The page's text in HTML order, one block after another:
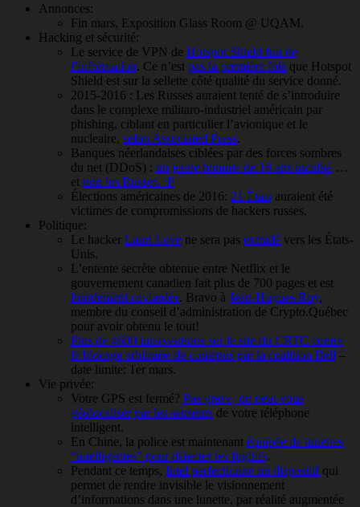
Annonces:
Fin mars, Exposition Glass Room @ UQAM.
Hacking et sécurité:
Le service de VPN de Hotspot Shield fuit de
l’information. Ce n’est pas la première fois que Hotspot
Shield est sur la sellette côté qualité du service donné.
2015-2016 : Les Russes auraient tenté de s’introduire
dans le complexe militaro-industriel américain par
phishing, ciblant en particulier l’avionique et le
nucleaire, selon Associated Press.
Banques néerlandaises ciblées par des forces sombres
du net (DDoS) : un jeune homme de 18 ans inculpé …
et non les Russes. :P
Élections américaines de 2016: 21 États auraient été
victimes de compromissions de hackers russes.
Politique:
Le hacker Lauri Love ne sera pas extradé vers les États-
Unis.
L’entente secrète obtenue entre Netflix et le
gouvernement canadien fait plus de 700 pages et est
lourdement caviardée. Bravo à Jean-Hugues Roy,
membre du conseil d’administration de Crypto.Québec
pour avoir obtenu le tout!
Plus de 4600 interventions sur le site du CRTC contre
le blocage arbitraire de contenus par la coalition Bell –
date limite: 1er mars.
Vie privée:
Votre GPS est fermé? Pas grave, on peut vous
géolocaliser par les senseurs de votre téléphone
intelligent.
En Chine, la police est maintenant équipée de lunettes
“intelligentes” pour détecter les fugitifs.
Pendant ce temps, Intel perfectionne un dispositifqui
permet de rendre invisible le visionnement
d’informations dans une lunette, par réalité augmentée